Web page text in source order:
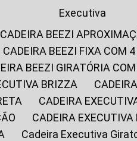
Executiva
CADEIRA BEEZI
CADEIRA BEEZI FIXA COM
BEEZI GIRATÓRIA
BRIZZA
CADEIRA
CADEIRA
Cadeira Executiva